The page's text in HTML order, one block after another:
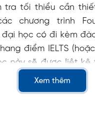
tra tối thiểu cần
chương trình
đại học có đi kèm
điểm IELTS
này sẽ được liệt kê
Xem thêm